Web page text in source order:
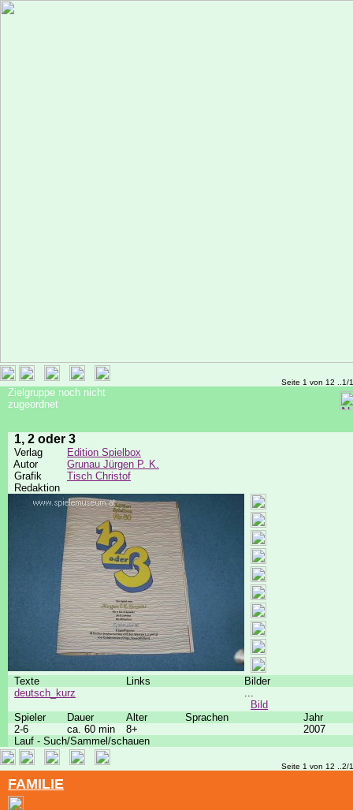
Seite 1 von 12 ..1/
Zielgruppe noch nicht
zugeordnet
1, 2 oder 3
Verlag
Edition Spielbox
Autor
Grunau Jürgen P. K.
Grafik
Tisch Christof
Redaktion
Texte Links
Bilder
deutsch_kurz
...
Bild
Spieler
Dauer Alter Sprachen
Jahr
2-6
ca. 60 min 8+
2007
Lauf - Such/Sammel/schauen
Seite 1 von 12 ..2/
FAMILIE